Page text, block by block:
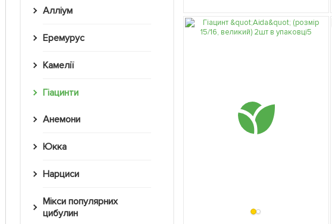
Алліум
Еремурус
Камелії
Гіацинти
Анемони
Юкка
Нарциси
Мікси популярних
цибулин